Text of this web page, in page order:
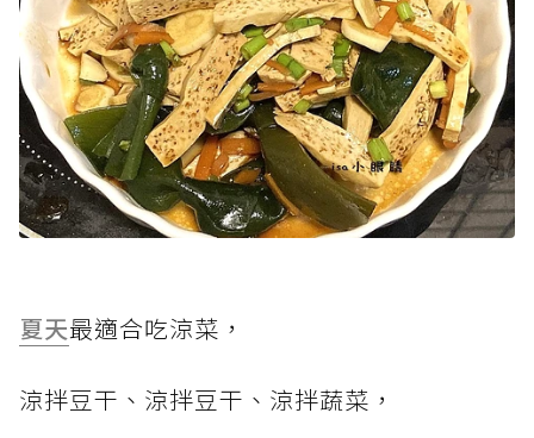
夏天最適合吃涼菜，
涼拌豆干、涼拌豆干、涼拌蔬菜，